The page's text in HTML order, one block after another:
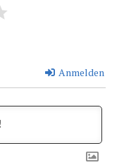
Anmelden